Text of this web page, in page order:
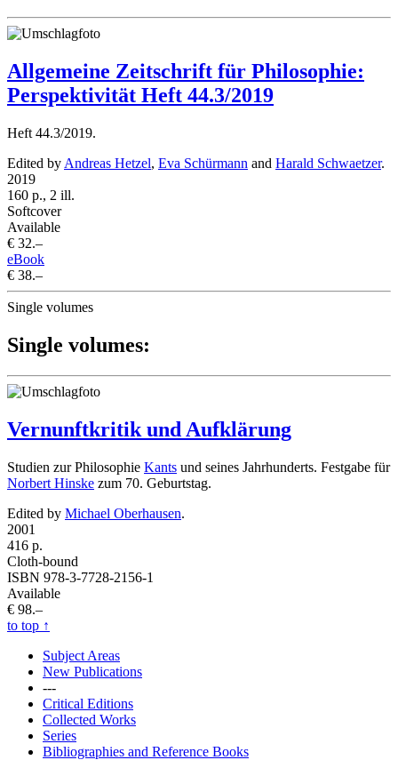
Allgemeine Zeitschrift für Philosophie:
Perspektivität Heft 44.3/2019
Heft 44.3/2019.
Edited by Andreas Hetzel, Eva Schürmann and Harald Schwaetzer.
2019
160 p., 2 ill.
Softcover
Available
€ 32.–
eBook
€ 38.–
Single volumes
Single volumes:
Vernunftkritik und Aufklärung
Studien zur Philosophie Kants und seines Jahrhunderts. Festgabe für
Norbert Hinske zum 70. Geburtstag.
Edited by Michael Oberhausen.
2001
416 p.
Cloth-bound
ISBN 978-3-7728-2156-1
Available
€ 98.–
to top ↑
Subject Areas
New Publications
---
Critical Editions
Collected Works
Series
Bibliographies and Reference Books